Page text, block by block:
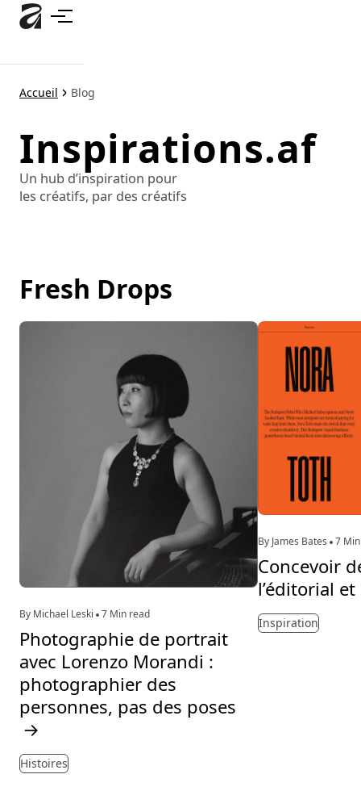
Accéder
principal
Accueil Blog
Inspirations.af
Un hub d’inspiration pour
les créatifs, par des créatifs
Fresh Drops
By Michael Leski 7 Min read
Photographie de portrait
avec Lorenzo Morandi :
photographier des
personnes, pas des poses
→
Histoires
By James Bates 7
Concevoir
l’éditorial
Inspiration